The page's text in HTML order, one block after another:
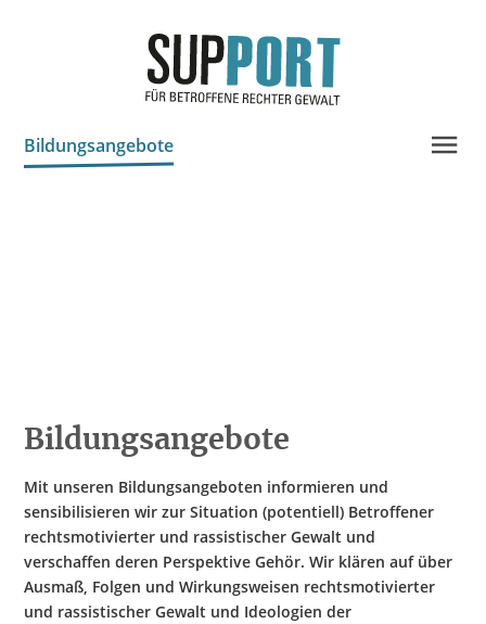
Bildungsangebote
Hate Speech
SPRACHEN
Deutsch العربية Český English
Français
Bildungsangebote
Mit unseren Bildungsangeboten informieren und
sensibilisieren wir zur Situation (potentiell) Betroffener
rechtsmotivierter und rassistischer Gewalt und
verschaffen deren Perspektive Gehör. Wir klären auf über
Ausmaß, Folgen und Wirkungsweisen rechtsmotivierter
und rassistischer Gewalt und Ideologien der